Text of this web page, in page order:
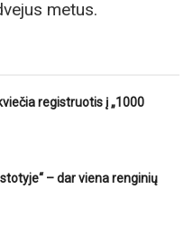
metus.
registruotis į „1000
– dar viena renginių